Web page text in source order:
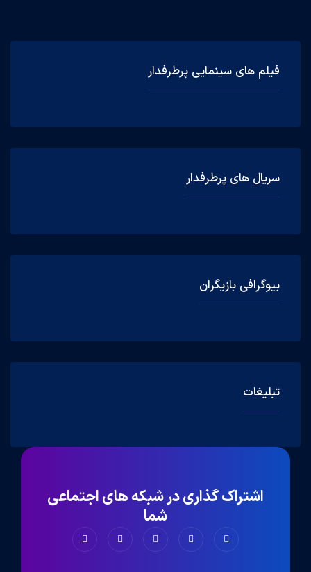
فیلم های سینمایی پرطرفدار
سریال های پرطرفدار
بیوگرافی بازیگران
تبلیغات
اشتراک گذاری در شبکه های اجتماعی
شما